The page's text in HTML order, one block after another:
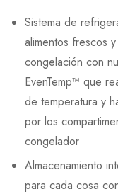
Sistema de
alimentos frescos
congelación con
EvenTemp™ que
de temperatura y
por los
congelador
Almacenamiento
para cada cosa